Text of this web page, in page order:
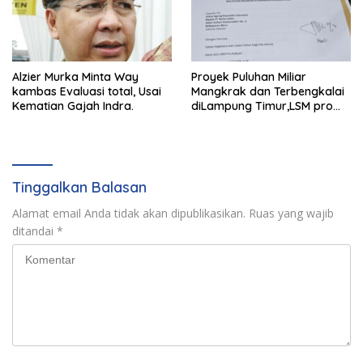
Alzier Murka Minta Way
kambas Evaluasi total, Usai
Kematian Gajah Indra.
Proyek Puluhan Miliar
Mangkrak dan Terbengkalai
diLampung Timur,LSM pro
Tinggalkan Balasan
Alamat email Anda tidak akan dipublikasikan. Ruas yang wajib
ditandai *